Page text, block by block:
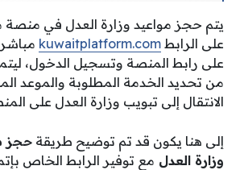
يتم حجز مواعيد وزارة العدل في منصة
على الرابط kuwaitplatform.com
على رابط المنصة وتسجيل الدخول،
من تحديد الخدمة المطلوبة والموعد
الانتقال إلى تبويب وزارة العدل على
إلى هنا يكون قد تم توضيح طريقة حجز
وزارة العدل مع توفير الرابط الخاص